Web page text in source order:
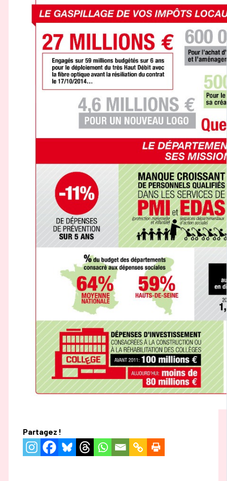
Partagez !